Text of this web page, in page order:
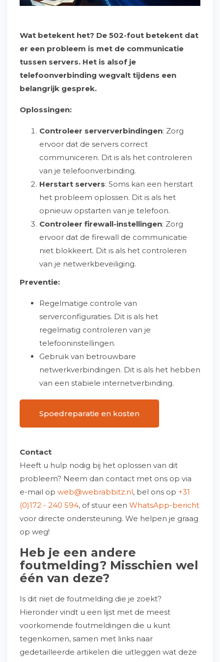
Wat betekent het? De 502-fout betekent dat
er een probleem is met de communicatie
tussen servers. Het is alsof je
telefoonverbinding wegvalt tijdens een
belangrijk gesprek.
Oplossingen:
Controleer serververbindingen: Zorg
ervoor dat de servers correct
communiceren. Dit is als het controleren
van je telefoonverbinding.
Herstart servers: Soms kan een herstart
het probleem oplossen. Dit is als het
opnieuw opstarten van je telefoon.
Controleer firewall-instellingen: Zorg
ervoor dat de firewall de communicatie
niet blokkeert. Dit is als het controleren
van je netwerkbeveiliging.
Preventie:
Regelmatige controle van
serverconfiguraties. Dit is als het
regelmatig controleren van je
telefooninstellingen.
Gebruik van betrouwbare
netwerkverbindingen. Dit is als het hebben
van een stabiele internetverbinding.
Spoedreparatie en kosten
Contact
Heeft u hulp nodig bij het oplossen van dit
probleem? Neem dan contact met ons op via
e-mail op web@webrabbitz.nl, bel ons op +31
(0)172 - 240 594, of stuur een WhatsApp-bericht
voor directe ondersteuning. We helpen je graag
op weg!
Heb je een andere
foutmelding? Misschien wel
één van deze?
Is dit niet de foutmelding die je zoekt?
Hieronder vindt u een lijst met de meest
voorkomende foutmeldingen die u kunt
tegenkomen, samen met links naar
gedetailleerde artikelen die uitleggen wat deze